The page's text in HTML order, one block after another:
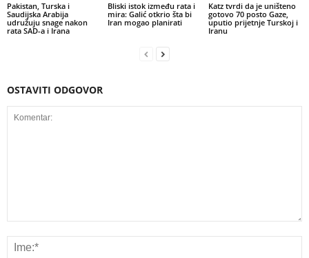
Pakistan, Turska i
Saudijska Arabija
udružuju snage nakon
rata SAD-a i Irana
Bliski istok između rata i
mira: Galić otkrio šta bi
Iran mogao planirati
Katz tvrdi da je uništeno
gotovo 70 posto Gaze,
uputio prijetnje Turskoj i
Iranu
OSTAVITI ODGOVOR